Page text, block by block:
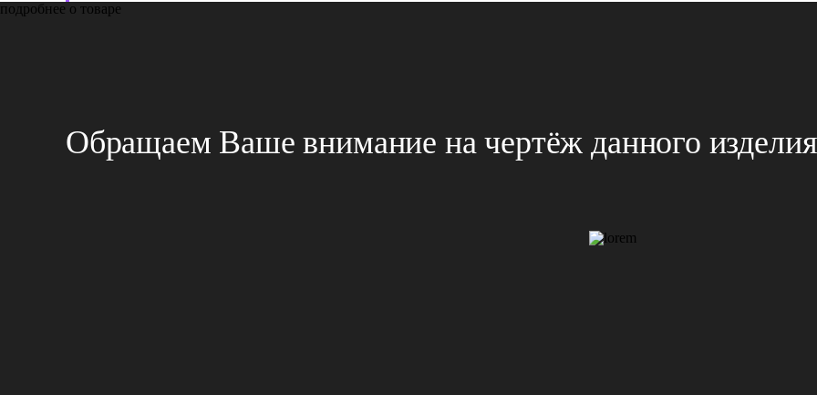
подробнее о товаре
Обращаем Ваше внимание на чертёж данного изделия